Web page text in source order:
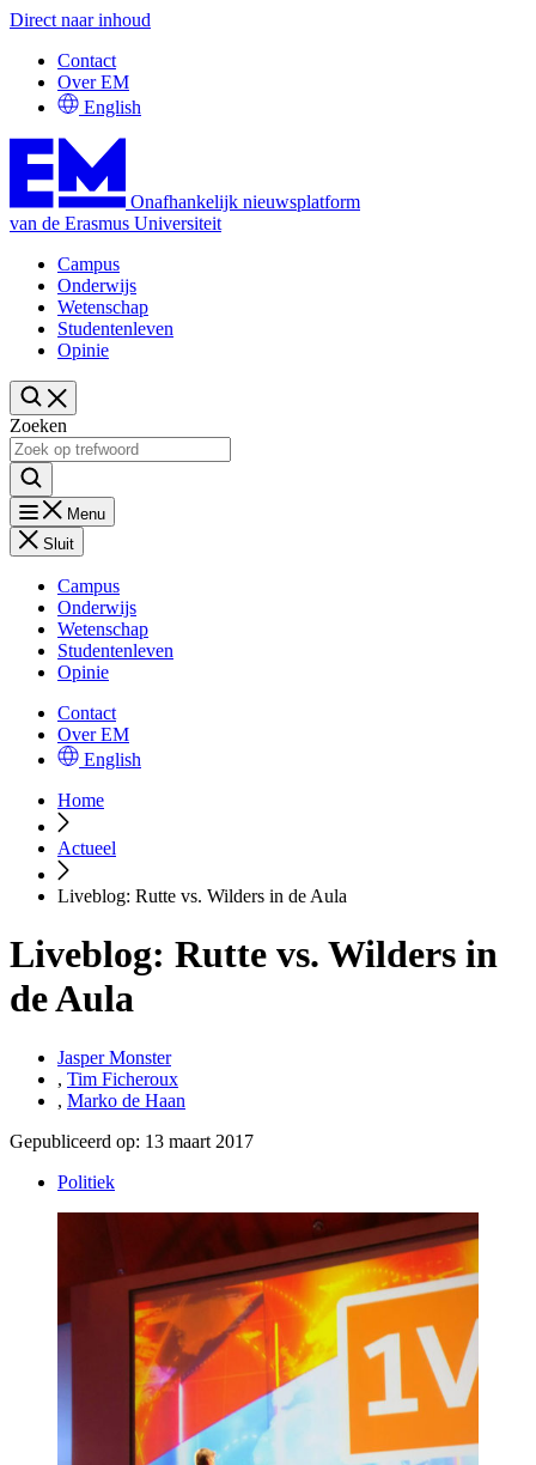
Direct naar inhoud
Contact
Over EM
English
Onafhankelijk nieuwsplatform
van de Erasmus Universiteit
Campus
Onderwijs
Wetenschap
Studentenleven
Opinie
Zoeken
Menu
Sluit
Campus
Onderwijs
Wetenschap
Studentenleven
Opinie
Contact
Over EM
English
Home
Actueel
Liveblog: Rutte vs. Wilders in de Aula
Liveblog: Rutte vs. Wilders in
de Aula
Jasper Monster
, Tim Ficheroux
, Marko de Haan
Gepubliceerd op: 13 maart 2017
Politiek